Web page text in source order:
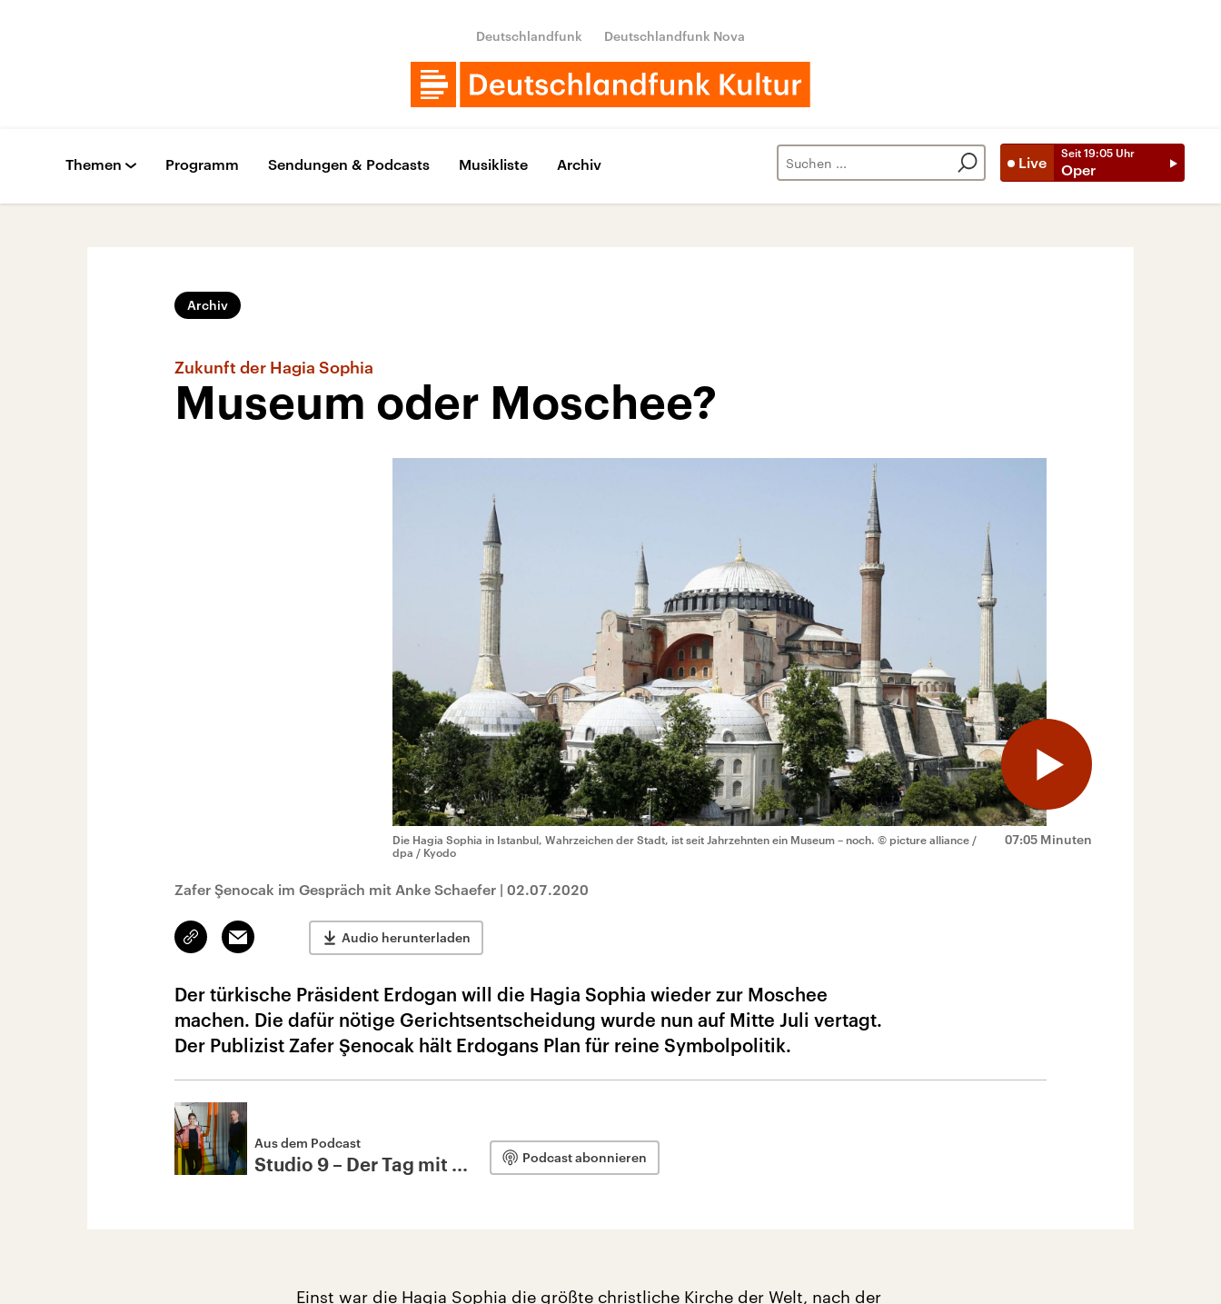
Deutschlandfunk Deutschlandfunk Nova
Live
Seit 19:05 Uhr
Oper
Themen Programm Sendungen & Podcasts Musikliste Archiv
Archiv
Zukunft der Hagia Sophia
Museum oder Moschee?
07:05 Minuten
Die Hagia Sophia in Istanbul, Wahrzeichen der Stadt, ist seit Jahrzehnten ein Museum – noch. © picture alliance /
dpa / Kyodo
Zafer Şenocak im Gespräch mit Anke Schaefer | 02.07.2020
Link
kopieren/teilen
Email Audio herunterladen
Der türkische Präsident Erdogan will die Hagia Sophia wieder zur Moschee
machen. Die dafür nötige Gerichtsentscheidung wurde nun auf Mitte Juli vertagt.
Der Publizist Zafer Şenocak hält Erdogans Plan für reine Symbolpolitik.
Aus dem Podcast
Studio 9 – Der Tag mit ... Podcast abonnieren
Einst war die Hagia Sophia die größte christliche Kirche der Welt, nach der